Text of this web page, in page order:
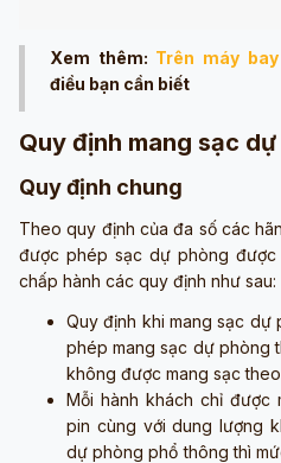
Xem thêm: Trên máy
điều bạn cần biết
Quy định mang sạc
Quy định chung
Theo quy định của đa số các
được phép sạc dự phòng
chấp hành các quy định như sau:
Quy định khi mang sạc dự
phép mang sạc dự phòng
không được mang sạc
Mỗi hành khách chỉ được
pin cùng với dung lượng
dự phòng phổ thông thì